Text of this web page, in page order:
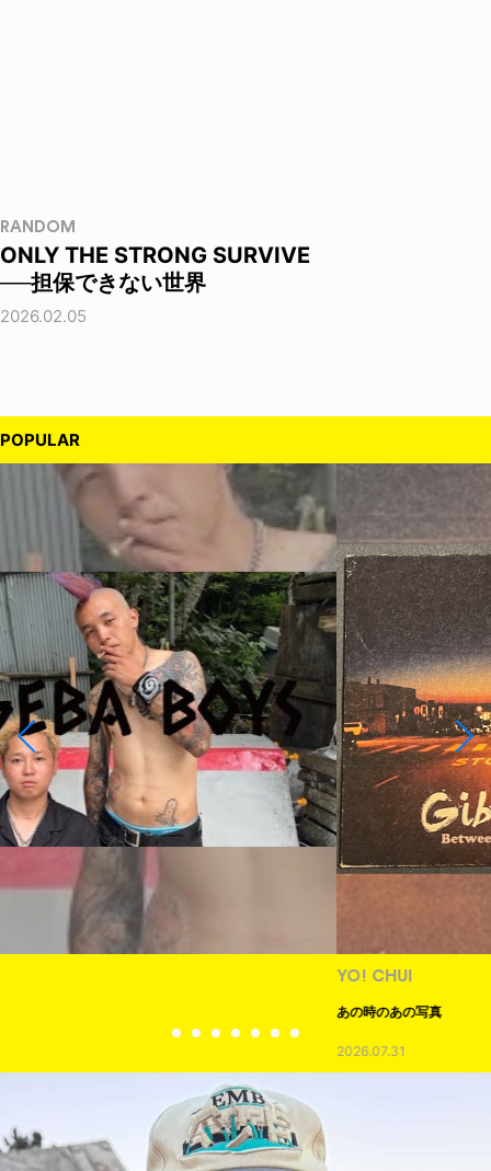
RANDOM
ONLY THE STRONG SURVIVE
──担保できない世界
2026.02.05
POPULAR